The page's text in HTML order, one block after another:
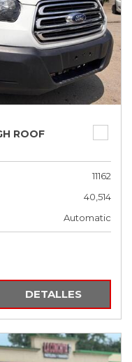
ROOF
11162
40,514
Automatic
DETALLES